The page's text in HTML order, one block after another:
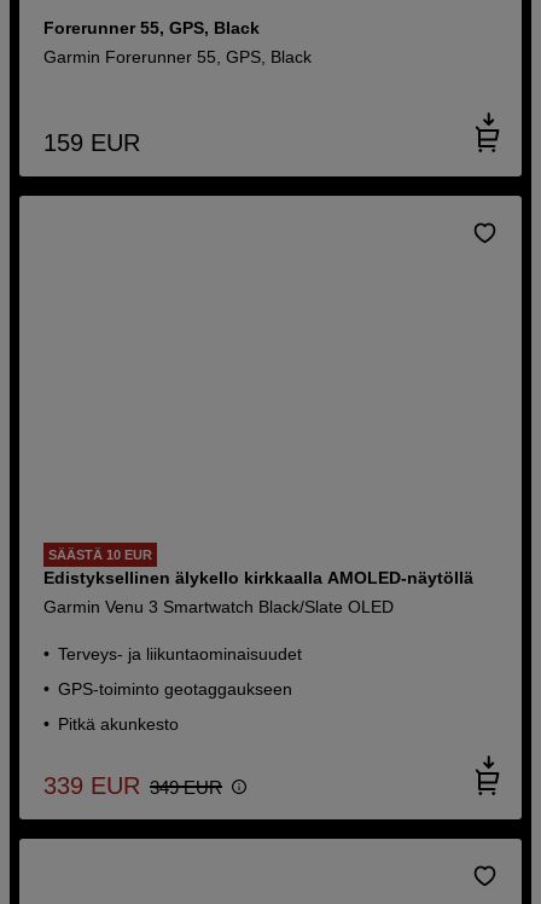
Forerunner 55, GPS, Black
Garmin Forerunner 55, GPS, Black
159 EUR
SÄÄSTÄ 10 EUR
Edistyksellinen älykello kirkkaalla AMOLED-näytöllä
Garmin Venu 3 Smartwatch Black/Slate OLED
Terveys- ja liikuntaominaisuudet
GPS-toiminto geotaggaukseen
Pitkä akunkesto
339 EUR 349 EUR